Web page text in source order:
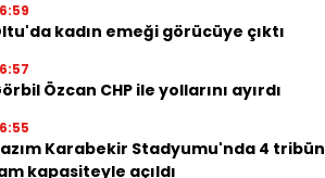
kadın emeği görücüye çıktı
Özcan CHP ile yollarını ayırdı
Karabekir Stadyumu'nda 4 tribün
kapasiteyle açıldı